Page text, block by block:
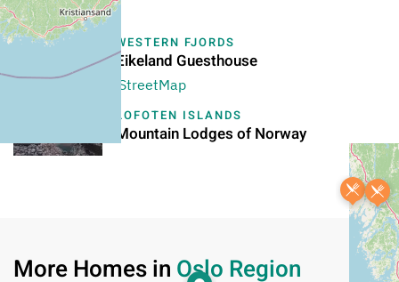
Leaflet
OpenStreetMap
WESTERN FJORDS
Eikeland Guesthouse
LOFOTEN ISLANDS
Mountain Lodges of Norway
More Homes in Oslo Region